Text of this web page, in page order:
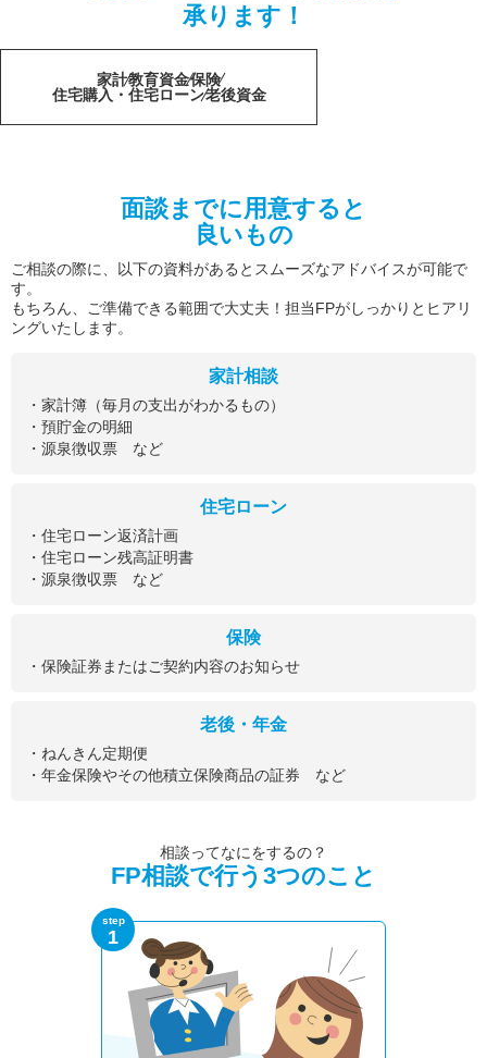
承ります！
家計教育資金保険
住宅購入・住宅ローン老後資金
面談までに用意すると
良いもの
ご相談の際に、以下の資料があるとスムーズなアドバイスが可能で
す。
もちろん、ご準備できる範囲で大丈夫！担当FPがしっかりとヒアリ
ングいたします。
家計相談
・家計簿（毎月の支出がわかるもの）
・預貯金の明細
・源泉徴収票 など
住宅ローン
・住宅ローン返済計画
・住宅ローン残高証明書
・源泉徴収票 など
保険
・保険証券またはご契約内容のお知らせ
老後・年金
・ねんきん定期便
・年金保険やその他積立保険商品の証券 など
相談ってなにをするの？
FP相談で行う3つのこと
step
1